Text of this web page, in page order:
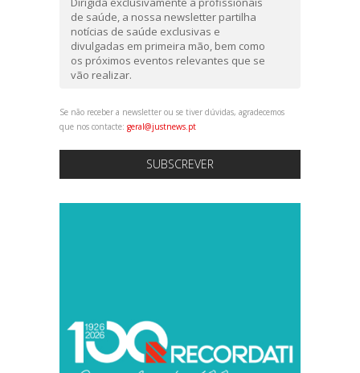
de saúde, a nossa newsletter partilha
notícias de saúde exclusivas e
divulgadas em primeira mão, bem como
os próximos eventos relevantes que se
vão realizar.
Se não receber a newsletter ou se tiver dúvidas, agradecemos
que nos contacte: geral@justnews.pt
SUBSCREVER